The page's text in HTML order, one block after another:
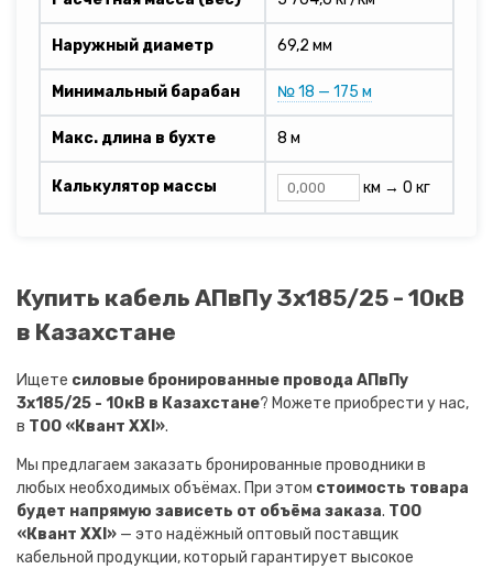
Наружный диаметр 69,2 мм
Минимальный барабан № 18 — 175 м
Макс. длина в бухте 8 м
Калькулятор массы км → 0 кг
Купить кабель АПвПу 3х185/25 - 10кВ
в Казахстане
Ищете силовые бронированные провода АПвПу
3х185/25 - 10кВ в Казахстане? Можете приобрести у нас,
в ТОО «Квант XXI».
Мы предлагаем заказать бронированные проводники в
любых необходимых объёмах. При этом стоимость товара
будет напрямую зависеть от объёма заказа. ТОО
«Квант XXI» — это надёжный оптовый поставщик
кабельной продукции, который гарантирует высокое